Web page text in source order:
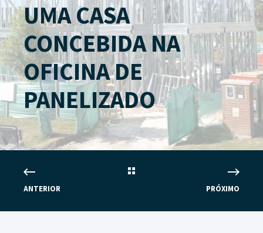
UMA CASA
CONCEBIDA NA
OFICINA DE
PANELIZADO
ANTERIOR PRÓXIMO